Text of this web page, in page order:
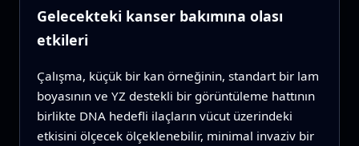
Gelecekteki kanser bakımına olası
etkileri
Çalışma, küçük bir kan örneğinin, standart bir lam
boyasının ve YZ destekli bir görüntüleme hattının
birlikte DNA hedefli ilaçların vücut üzerindeki
etkisini ölçecek ölçeklenebilir, minimal invaziv bir